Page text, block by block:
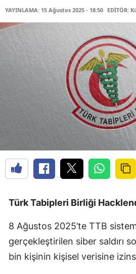
YAYINLAMA: 15 Ağustos 2025 - 18:50 EDİTÖR:
Türk Tabipleri Birliği
8 Ağustos 2025’te TTB
gerçekleştirilen siber saldırı
bin kişinin kişisel verisine